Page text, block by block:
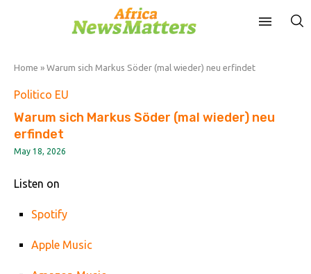
Home » Warum sich Markus Söder (mal wieder) neu erfindet
Politico EU
Warum sich Markus Söder (mal wieder) neu
erfindet
May 18, 2026
Listen on
Spotify
Apple Music